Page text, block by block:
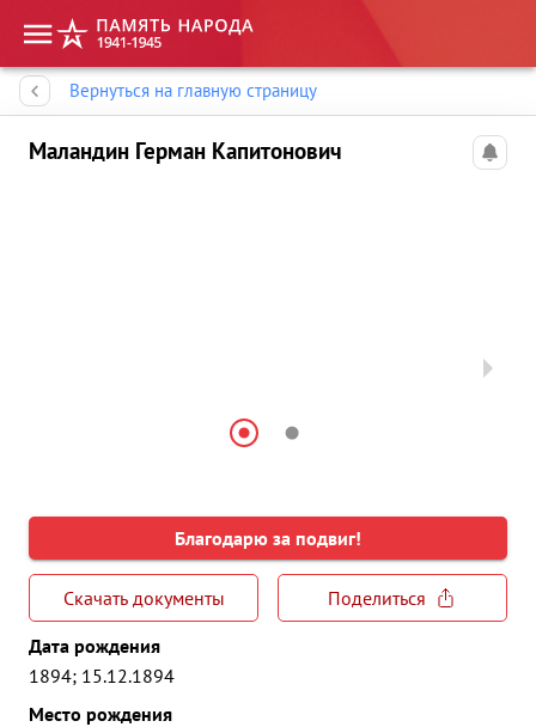
Вернуться на главную страницу
Маландин Герман Капитонович
Благодарю за подвиг!
Скачать документы
Поделиться
Дата рождения
1894; 15.12.1894
Место рождения
Память народа